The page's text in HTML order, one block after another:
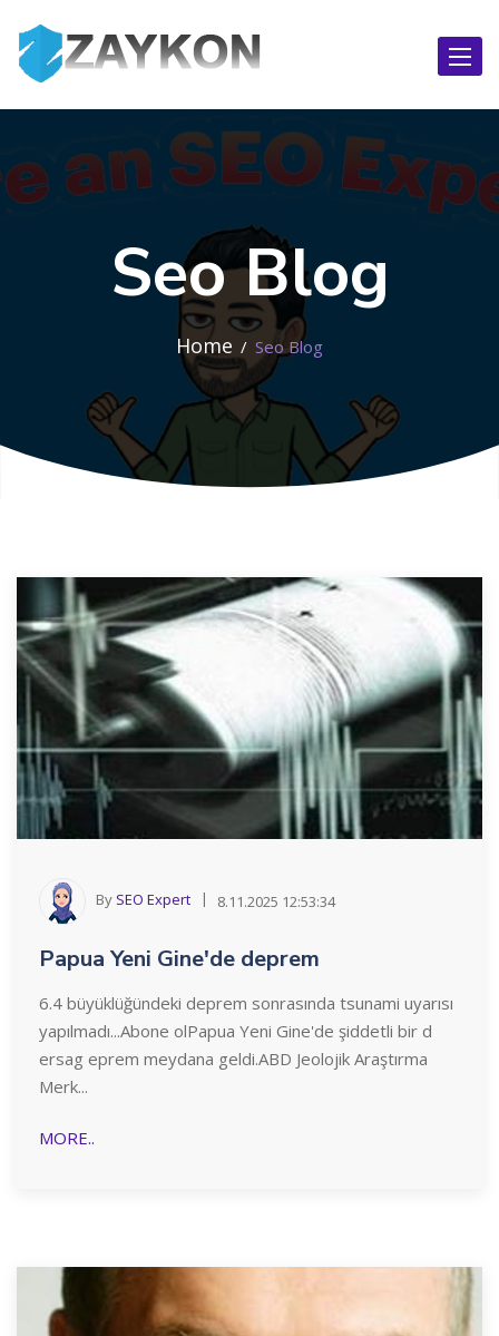
Seo Blog
Home Seo Blog
By SEO Expert 8.11.2025 12:53:34
Papua Yeni Gine'de deprem
6.4 büyüklüğündeki deprem sonrasında tsunami uyarısı
yapılmadı...Abone olPapua Yeni Gine'de şiddetli bir d
ersag eprem meydana geldi.ABD Jeolojik Araştırma
Merk...
MORE..